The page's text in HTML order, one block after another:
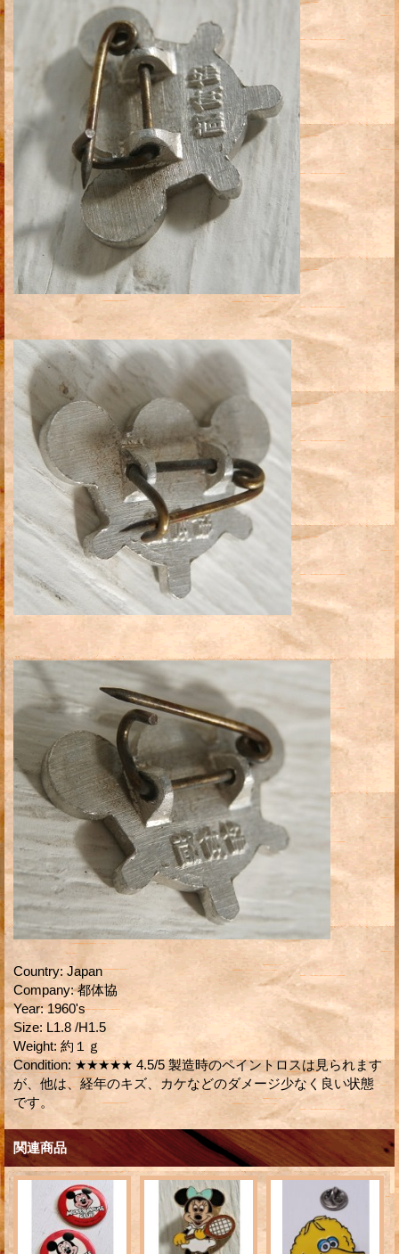
Country: Japan
Company: 都体協
Year: 1960's
Size: L1.8 /H1.5
Weight: 約１ｇ
Condition: ★★★★★ 4.5/5 製造時のペイントロスは見られます
が、他は、経年のキズ、カケなどのダメージ少なく良い状態
です。
関連商品